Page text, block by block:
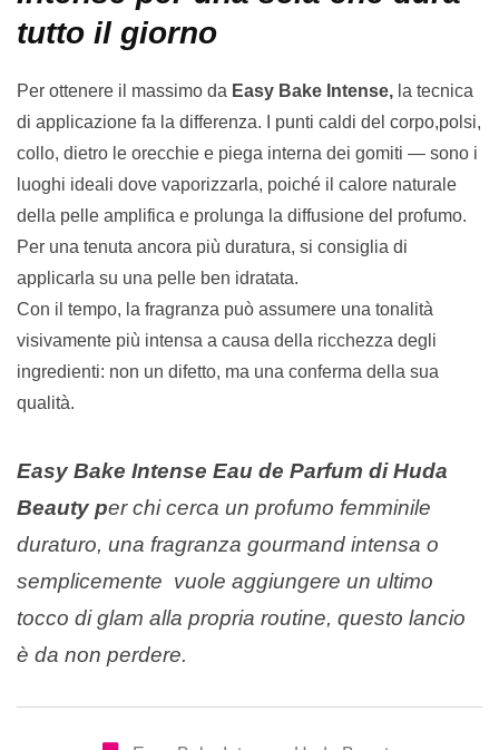
tutto il giorno
Per ottenere il massimo da Easy Bake Intense, la tecnica
di applicazione fa la differenza. I punti caldi del corpo,polsi,
collo, dietro le orecchie e piega interna dei gomiti — sono i
luoghi ideali dove vaporizzarla, poiché il calore naturale
della pelle amplifica e prolunga la diffusione del profumo.
Per una tenuta ancora più duratura, si consiglia di
applicarla su una pelle ben idratata.
Con il tempo, la fragranza può assumere una tonalità
visivamente più intensa a causa della ricchezza degli
ingredienti: non un difetto, ma una conferma della sua
qualità.
Easy Bake Intense Eau de Parfum di Huda
Beauty per chi cerca un profumo femminile
duraturo, una fragranza gourmand intensa o
semplicemente vuole aggiungere un ultimo
tocco di glam alla propria routine, questo lancio
è da non perdere.